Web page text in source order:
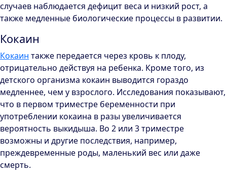
случаев наблюдается дефицит веса и низкий рост, а
также медленные биологические процессы в развитии.
Кокаин
Кокаин также передается через кровь к плоду,
отрицательно действуя на ребенка. Кроме того, из
детского организма кокаин выводится гораздо
медленнее, чем у взрослого. Исследования показывают,
что в первом триместре беременности при
употреблении кокаина в разы увеличивается
вероятность выкидыша. Во 2 или 3 триместре
возможны и другие последствия, например,
преждевременные роды, маленький вес или даже
смерть.